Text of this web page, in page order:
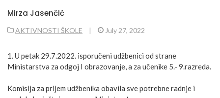
Mirza Jasenčić
AKTIVNOSTI ŠKOLE | July 27, 2022
1. U petak 29.7.2022. isporučeni udžbenici od strane
Ministarstva za odgoj I obrazovanje, a za učenike 5.- 9.razreda.
Komisija za prijem udžbenika obavila sve potrebne radnje i